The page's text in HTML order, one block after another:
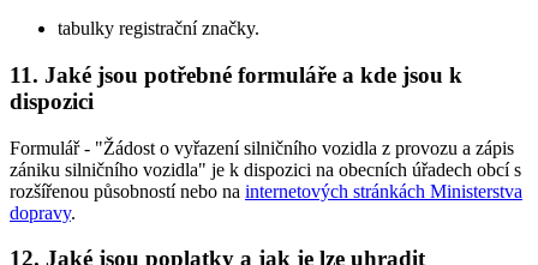
tabulky registrační značky.
11. Jaké jsou potřebné formuláře a kde jsou k
dispozici
Formulář - "Žádost o vyřazení silničního vozidla z provozu a zápis
zániku silničního vozidla" je k dispozici na obecních úřadech obcí s
rozšířenou působností nebo na internetových stránkách Ministerstva
dopravy.
12. Jaké jsou poplatky a jak je lze uhradit